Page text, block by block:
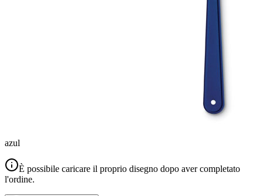
azul
È possibile caricare il proprio disegno dopo aver completato
l'ordine.